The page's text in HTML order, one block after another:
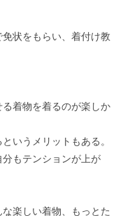
状をもらい、着付け教
着物を着るのが楽しか
いうメリットもある。
もテンションが上が
楽しい着物、もっとた